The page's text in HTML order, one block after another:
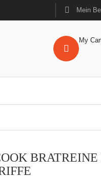
Mein
My
BRATREINE